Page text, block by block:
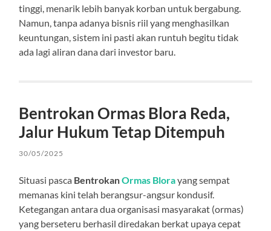
tinggi, menarik lebih banyak korban untuk bergabung.
Namun, tanpa adanya bisnis riil yang menghasilkan
keuntungan, sistem ini pasti akan runtuh begitu tidak
ada lagi aliran dana dari investor baru.
Bentrokan Ormas Blora Reda,
Jalur Hukum Tetap Ditempuh
30/05/2025
Situasi pasca BentrokanOrmas Blorayang sempat
memanas kini telah berangsur-angsur kondusif.
Ketegangan antara dua organisasi masyarakat (ormas)
yang berseteru berhasil diredakan berkat upaya cepat